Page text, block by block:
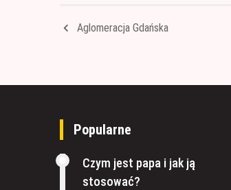
Aglomeracja Gdańska
Popularne
Czym jest papa i jak ją
stosować?